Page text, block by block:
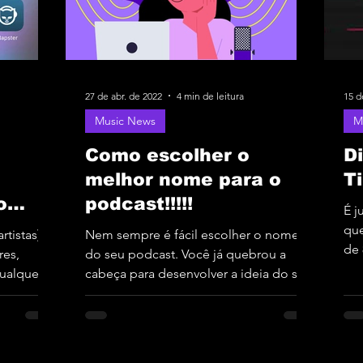
Como escolher o
melhor nome para o
podcast!!!!!
Nem sempre é fácil escolher o nome
do seu podcast. Você já quebrou a
cabeça para desenvolver a ideia do seu
programa...
Music News
27 de abr. de 2022 4 min de leitura
É
de
15